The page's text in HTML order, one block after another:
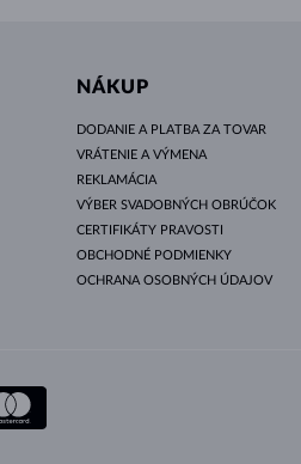
NÁKUP
DODANIE A PLATBA ZA TOVAR
VRÁTENIE A VÝMENA
REKLAMÁCIA
VÝBER SVADOBNÝCH OBRÚČOK
CERTIFIKÁTY PRAVOSTI
OBCHODNÉ PODMIENKY
OCHRANA OSOBNÝCH ÚDAJOV